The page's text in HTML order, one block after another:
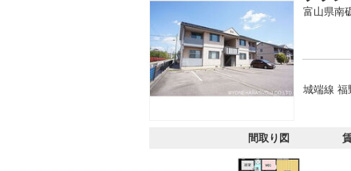
富山県南
城端線 福
間取り図